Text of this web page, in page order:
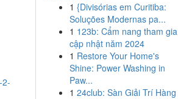
1 {Divisórias em Curitiba:
Soluções Modernas pa...
1 123b: Cẩm nang tham gia
cập nhật năm 2024
1 Restore Your Home's
Shine: Power Washing in
Paw...
1 24club: Sàn Giải Trí Hàng